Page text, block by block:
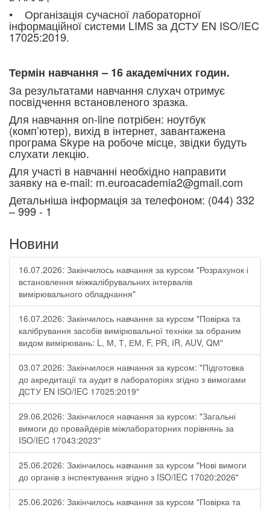
• Організація сучасної лабораторної
інформаційної системи LIMS за ДСТУ EN ISO/IEC
17025:2019.
Термін навчання – 16 академічних годин.
За результатами навчання слухач отримує
посвідчення встановленого зразка.
Для навчання on-line потрібен: ноутбук
(комп’ютер), вихід в інтернет, завантажена
програма Skype на робоче місце, звідки будуть
слухати лекцію.
Для участі в навчанні необхідно направити
заявку на e-mail: m.euroacademia2@gmail.com
Детальніша інформація за телефоном: (044) 332
– 999 - 1
Новини
16.07.2026: Закінчилось навчання за курсом "Розрахунок і
встановлення міжкалібрувальних інтервалів
вимірювального обладнання"
16.07.2026: Закінчилось навчання за курсом "Повірка та
калібрування засобів вимірювальної техніки за обраним
видом вимірювань: L, М, Т, ЕМ, F, РR, ІR, АUV, QМ"
03.07.2026: Закінчилося навчання за курсом: "Підготовка
до акредитації та аудит в лабораторіях згідно з вимогами
ДСТУ EN ISO/IEC 17025:2019"
29.06.2026: Закінчилося навчання за курсом: "Загальні
вимоги до провайдерів міжлабораторних порівнянь за
ISO/IEC 17043:2023"
25.06.2026: Закінчилось навчання за курсом "Нові вимоги
до органів з інспектування згідно з ISO/IEC 17020:2026"
25.06.2026: Закінчилось навчання за курсом "Повірка та